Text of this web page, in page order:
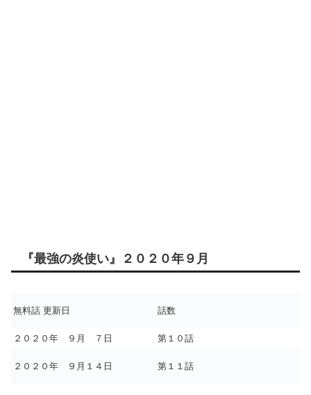
『最強の炎使い』２０２０年９月
無料話 更新日 話数
２０２０年 ９月 ７日 第１０話
２０２０年 ９月１４日 第１１話